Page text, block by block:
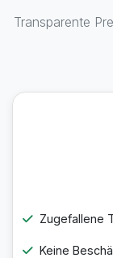
Transparente
Zugefallene
Keine